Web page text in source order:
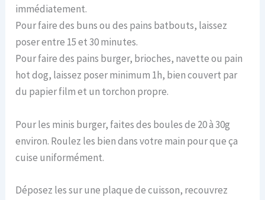
immédiatement.
Pour faire des buns ou des pains batbouts, laissez
poser entre 15 et 30 minutes.
Pour faire des pains burger, brioches, navette ou pain
hot dog, laissez poser minimum 1h, bien couvert par
du papier film et un torchon propre.
Pour les minis burger, faites des boules de 20 à 30g
environ. Roulez les bien dans votre main pour que ça
cuise uniformément.
Déposez les sur une plaque de cuisson, recouvrez